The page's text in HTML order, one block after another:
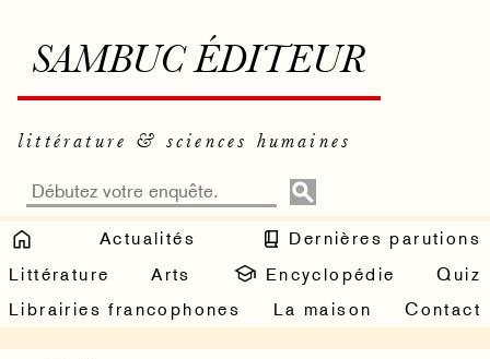
SAMBUC ÉDITEUR
littérature & sciences humaines
Actualités
Dernières parutions
Littérature
Arts Encyclopédie
Quiz
Librairies francophones
La maison Contact